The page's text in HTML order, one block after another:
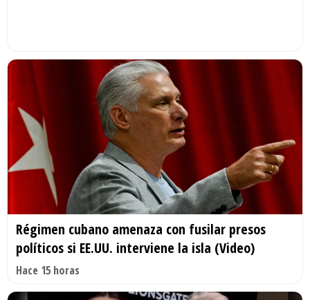
Régimen cubano amenaza con fusilar presos
políticos si EE.UU. interviene la isla (Video)
Hace 15 horas